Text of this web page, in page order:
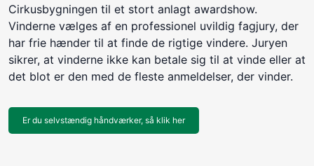
Cirkusbygningen til et stort anlagt awardshow.
Vinderne vælges af en professionel uvildig fagjury, der
har frie hænder til at finde de rigtige vindere. Juryen
sikrer, at vinderne ikke kan betale sig til at vinde eller at
det blot er den med de fleste anmeldelser, der vinder.
Er du selvstændig håndværker, så klik her